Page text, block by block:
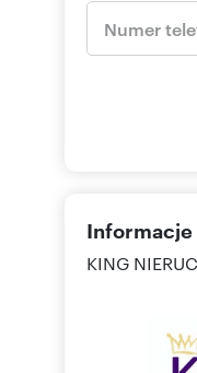
Informacje
KING